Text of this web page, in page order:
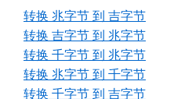
转换 兆字节 到 吉字节
转换 吉字节 到 兆字节
转换 千字节 到 兆字节
转换 兆字节 到 千字节
转换 千字节 到 吉字节